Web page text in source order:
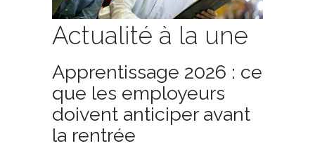
Actualité à la une
Apprentissage 2026 : ce
que les employeurs
doivent anticiper avant
la rentrée